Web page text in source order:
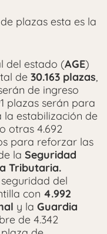
plazas esta es la
del estado (AGE)
de 30.163 plazas,
de ingreso
plazas serán para
estabilización de
otras 4.692
para reforzar las
la Seguridad
Tributaria.
del
con 4.992
y la Guardia
de 4.342